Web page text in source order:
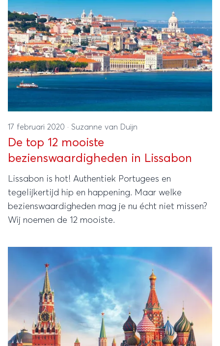
17 februari 2020 · Suzanne van Duijn
De top 12 mooiste
bezienswaardigheden in Lissabon
Lissabon is hot! Authentiek Portugees en
tegelijkertijd hip en happening. Maar welke
bezienswaardigheden mag je nu écht niet missen?
Wij noemen de 12 mooiste.